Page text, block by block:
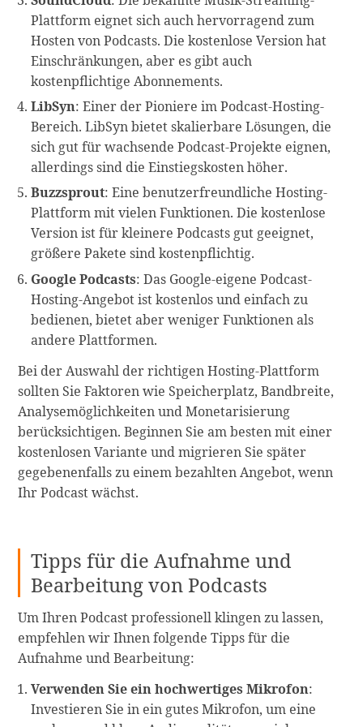
Plattform eignet sich auch hervorragend zum
Hosten von Podcasts. Die kostenlose Version hat
Einschränkungen, aber es gibt auch
kostenpflichtige Abonnements.
LibSyn: Einer der Pioniere im Podcast-Hosting-
Bereich. LibSyn bietet skalierbare Lösungen, die
sich gut für wachsende Podcast-Projekte eignen,
allerdings sind die Einstiegskosten höher.
Buzzsprout: Eine benutzerfreundliche Hosting-
Plattform mit vielen Funktionen. Die kostenlose
Version ist für kleinere Podcasts gut geeignet,
größere Pakete sind kostenpflichtig.
Google Podcasts: Das Google-eigene Podcast-
Hosting-Angebot ist kostenlos und einfach zu
bedienen, bietet aber weniger Funktionen als
andere Plattformen.
Bei der Auswahl der richtigen Hosting-Plattform
sollten Sie Faktoren wie Speicherplatz, Bandbreite,
Analysemöglichkeiten und Monetarisierung
berücksichtigen. Beginnen Sie am besten mit einer
kostenlosen Variante und migrieren Sie später
gegebenenfalls zu einem bezahlten Angebot, wenn
Ihr Podcast wächst.
Tipps für die Aufnahme und
Bearbeitung von Podcasts
Um Ihren Podcast professionell klingen zu lassen,
empfehlen wir Ihnen folgende Tipps für die
Aufnahme und Bearbeitung:
Verwenden Sie ein hochwertiges Mikrofon:
Investieren Sie in ein gutes Mikrofon, um eine